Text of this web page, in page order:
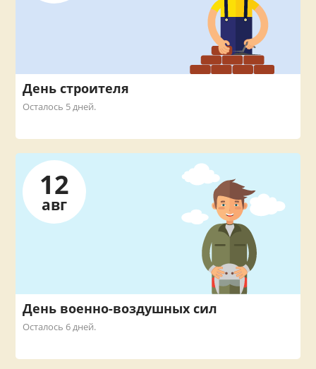
День строителя
Осталось 5 дней.
12
авг
День военно-воздушных сил
Осталось 6 дней.